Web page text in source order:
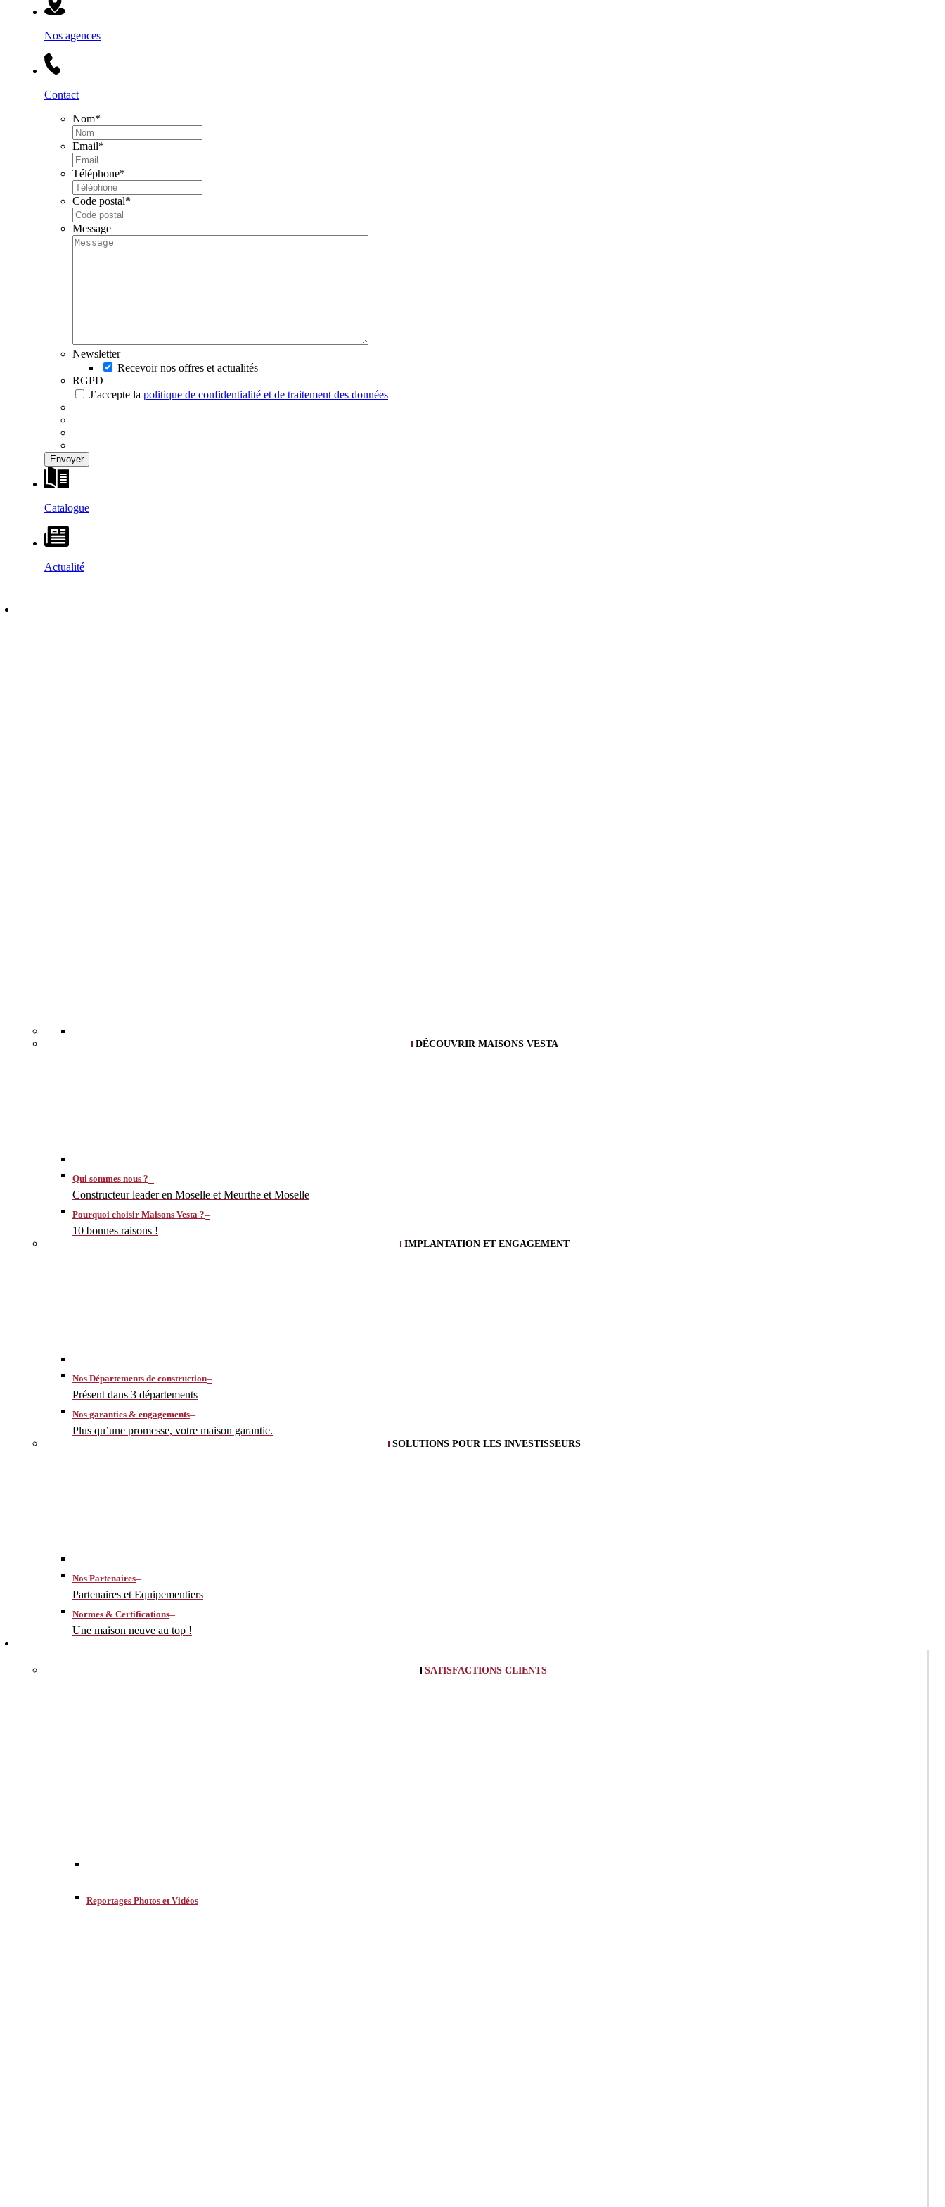
Nos agences
Contact
Nom*
Email*
Téléphone*
Code postal*
Message
Newsletter
Recevoir nos offres et actualités
RGPD
J’accepte la politique de confidentialité et de traitement des données
Catalogue
Actualité
DÉCOUVRIR MAISONS VESTA
Qui sommes nous ?–
Constructeur leader en Moselle et Meurthe et Moselle
Pourquoi choisir Maisons Vesta ?–
10 bonnes raisons !
IMPLANTATION ET ENGAGEMENT
Nos Départements de construction–
Présent dans 3 départements
Nos garanties & engagements–
Plus qu’une promesse, votre maison garantie.
SOLUTIONS POUR LES INVESTISSEURS
Nos Partenaires–
Partenaires et Equipementiers
Normes & Certifications–
Une maison neuve au top !
SATISFACTIONS CLIENTS
Reportages Photos et Vidéos